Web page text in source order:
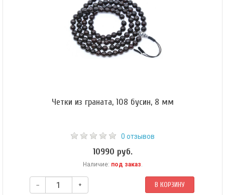
Четки из граната, 108 бусин, 8 мм
0 отзывов
10990 руб.
Наличие: под заказ.
– + В КОРЗИНУ